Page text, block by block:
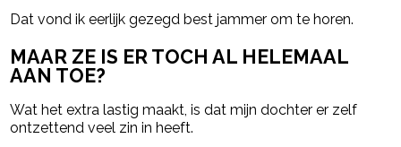
Dat vond ik eerlijk gezegd best jammer om te horen.
MAAR ZE IS ER TOCH AL HELEMAAL
AAN TOE?
Wat het extra lastig maakt, is dat mijn dochter er zelf
ontzettend veel zin in heeft.